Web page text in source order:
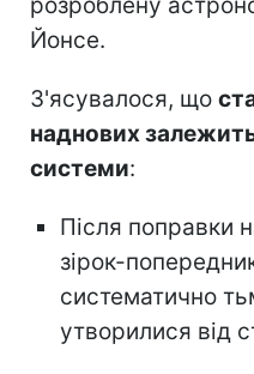
Йонсе.
З'ясувалося, що
наднових залежить
системи:
Після поправки
зірок-
систематично
утворилися від